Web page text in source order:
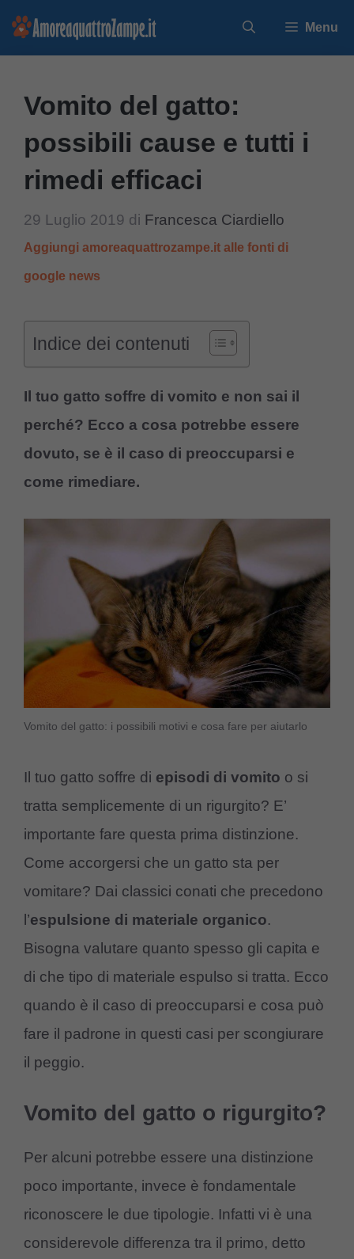
Vai
Menu
Vomito del gatto:
possibili cause e tutti i
rimedi efficaci
29 Luglio 2019 di Francesca Ciardiello
Aggiungi amoreaquattrozampe.it alle fonti di
google news
Indice dei contenuti
Il tuo gatto soffre di vomito e non sai il
perché? Ecco a cosa potrebbe essere
dovuto, se è il caso di preoccuparsi e
come rimediare.
Vomito del gatto: i possibili motivi e cosa fare per aiutarlo
Il tuo gatto soffre di episodi di vomito o si
tratta semplicemente di un rigurgito? E’
importante fare questa prima distinzione.
Come accorgersi che un gatto sta per
vomitare? Dai classici conati che precedono
l’espulsione di materiale organico.
Bisogna valutare quanto spesso gli capita e
di che tipo di materiale espulso si tratta. Ecco
quando è il caso di preoccuparsi e cosa può
fare il padrone in questi casi per scongiurare
il peggio.
Vomito del gatto o rigurgito?
Per alcuni potrebbe essere una distinzione
poco importante, invece è fondamentale
riconoscere le due tipologie. Infatti vi è una
considerevole differenza tra il primo, detto